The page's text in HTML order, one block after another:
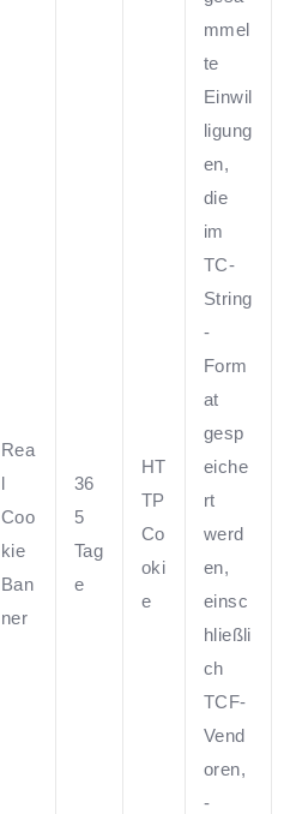
Rea
l
Coo
kie
Ban
ner
36
5
Tag
e
HT
TP
Co
oki
e
mmel
te
Einwil
ligung
en,
die
im
TC-
String
-
Form
at
gesp
eiche
rt
werd
en,
einsc
hließli
ch
TCF-
Vend
oren,
-